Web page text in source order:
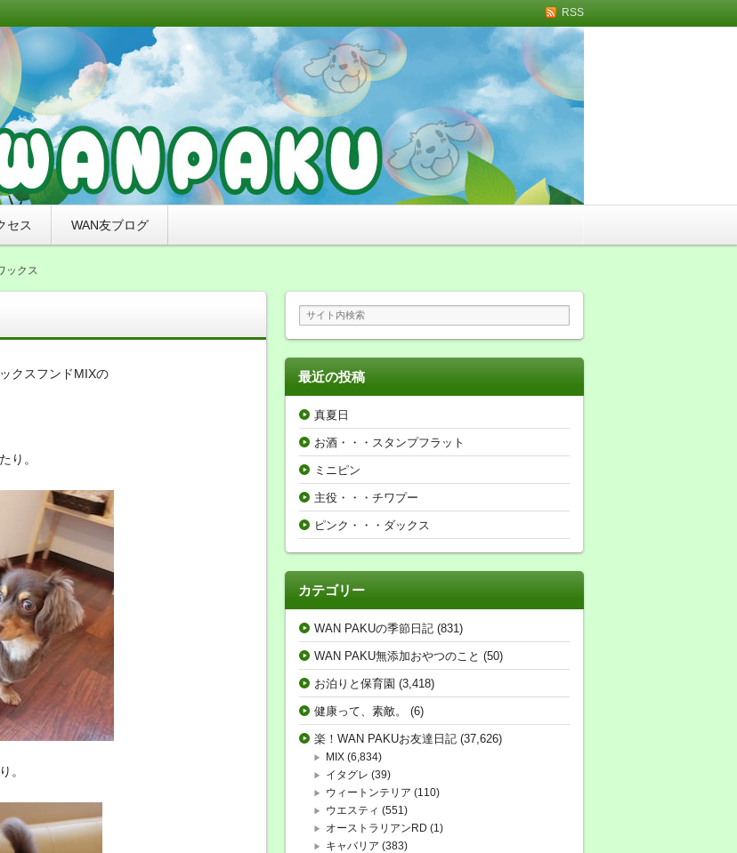
RSS
ログ）〜札幌市豊平区の犬トリミング・無添加おや
）
添加おやつ、ナチュラルドッグフードのお店
をご紹介していくブログです。
セス WAN友ブログ
ックス
クスフンドMIXの
り。
。
最近の投稿
真夏日
お酒・・・スタンプフラット
ミニピン
主役・・・チワプー
ピンク・・・ダックス
カテゴリー
WAN PAKUの季節日記 (831)
WAN PAKU無添加おやつのこと (50)
お泊りと保育園 (3,418)
健康って、素敵。 (6)
楽！WAN PAKUお友達日記 (37,626)
MIX (6,834)
イタグレ (39)
ウィートンテリア (110)
ウエスティ (551)
オーストラリアンRD (1)
キャバリア (383)